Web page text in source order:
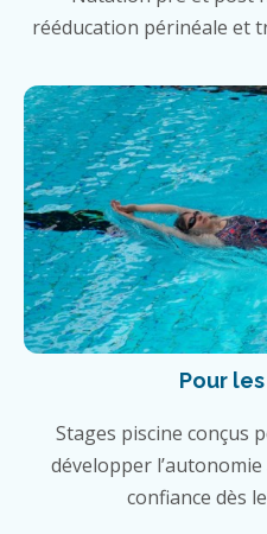
rééducation périnéale et
Pour
Stages piscine conçus
développer
confiance dès